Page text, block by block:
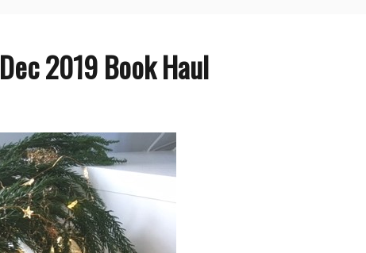
Dec 2019 Book Haul